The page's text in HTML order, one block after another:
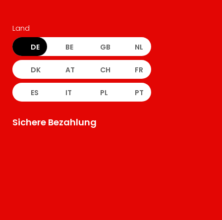
Land
DE BE GB NL
DK AT CH FR
ES IT PL PT
Sichere Bezahlung